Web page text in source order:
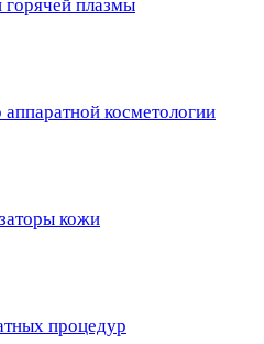
плазмы
косметологии
кожи
процедур